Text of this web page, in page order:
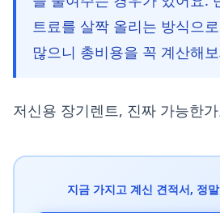
트료를 살짝 올리는 방식으
많으니 총비용을 꼭 계산해
저신용 장기렌트, 진짜 가능한
지금 가지고 계신 견적서, 정